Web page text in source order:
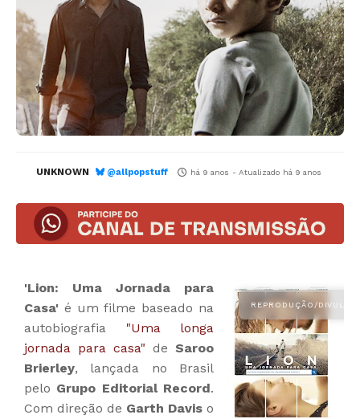
UNKNOWN @allpopstuff há 9 anos - Atualizado há 9 anos
'Lion: Uma Jornada para
Casa' é um filme baseado na
autobiografia "Uma longa
jornada para casa" de Saroo
Brierley, lançada no Brasil
pelo Grupo Editorial Record.
Com direção de Garth Davis o